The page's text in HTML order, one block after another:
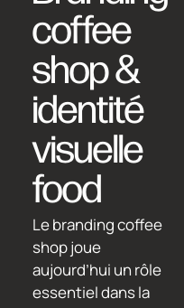
coffee
shop &
identité
visuelle
food
Le branding coffee
shop joue
aujourd’hui un rôle
essentiel dans la